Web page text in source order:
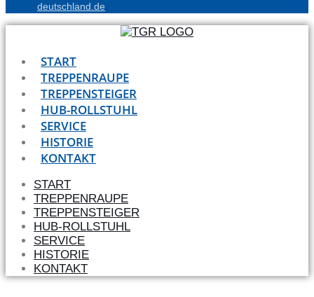
deutschland.de
START
TREPPENRAUPE
TREPPENSTEIGER
HUB-ROLLSTUHL
SERVICE
HISTORIE
KONTAKT
START
TREPPENRAUPE
TREPPENSTEIGER
HUB-ROLLSTUHL
SERVICE
HISTORIE
KONTAKT